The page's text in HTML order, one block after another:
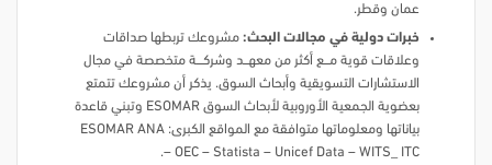
عمان وقطر.
خبرات دولية في مجالات البحث: مشروعك تربطها صداقات
وعلاقات قوية مـــــع أكثر من معهــــد وشركــــــة متخصصة في مجال
الاستشارات التسويقية وأبحاث السوق. يذكر أن مشروعك تتمتع
بعضوية الجمعية الأوروبية لأبحاث السوق ESOMAR وتبني قاعدة
بياناتها ومعلوماتها متوافقة مع المواقع الكبرى: ESOMAR ANA
– OEC – Statista – Unicef Data – WITS_ ITC.